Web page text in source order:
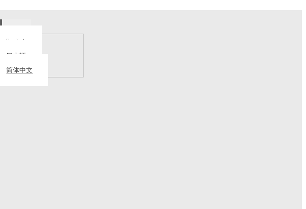
English
日本語
简体中文